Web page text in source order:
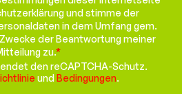
und stimme der
in dem Umfang gem.
der Beantwortung meiner
zu.*
den reCAPTCHA-Schutz.
undBedingungen.